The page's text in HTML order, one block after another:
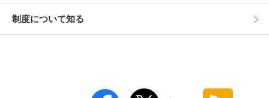
制度について知る